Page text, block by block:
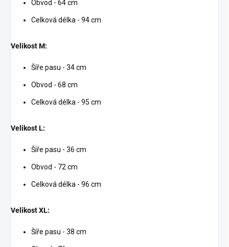
Obvod - 64 cm
Celková délka - 94 cm
Velikost M:
Šíře pasu - 34 cm
Obvod - 68 cm
Celková délka - 95 cm
Velikost L:
Šíře pasu - 36 cm
Obvod - 72 cm
Celková délka - 96 cm
Velikost XL:
Šíře pasu - 38 cm